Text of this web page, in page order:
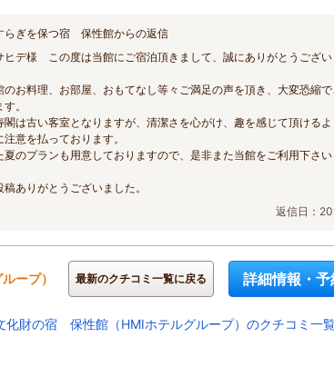
らぎを保つ宿 保性館からの返信
ヒデ様 この度は当館にご宿泊頂きまして、誠にありがとうござい
のお料理、お部屋、おもてなし等々ご満足の声を頂き、大変恐縮
。
閣は古い客室となりますが、清潔さを心がけ、趣を感じて頂けるよ
注意を払っております。
夏のプランも用意しておりますので、是非また当館をご利用下さい
稿ありがとうございました。
返信日：
ープ） 最新のクチコミ一覧に戻る 詳細情報・予
化財の宿 保性館（HMIホテルグループ）のクチコミ一